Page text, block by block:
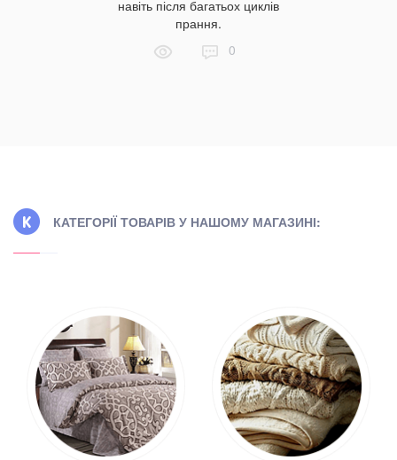
навіть після багатьох циклів
прання.
0
КАТЕГОРІЇ ТОВАРІВ У НАШОМУ МАГАЗИНІ: